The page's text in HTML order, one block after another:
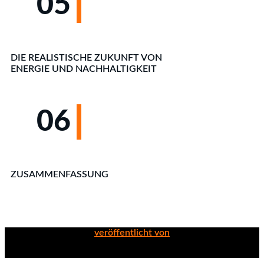
DIE REALISTISCHE ZUKUNFT VON
ENERGIE UND NACHHALTIGKEIT
06
ZUSAMMENFASSUNG
veröffentlicht von